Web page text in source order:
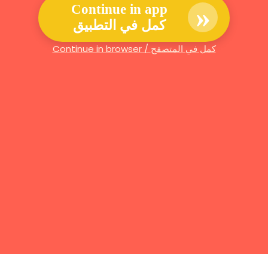
Continue in app
كمل في التطبيق
»
Continue in browser / كمل في المتصفح